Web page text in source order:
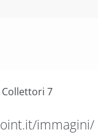
Collettori 7
immagini/